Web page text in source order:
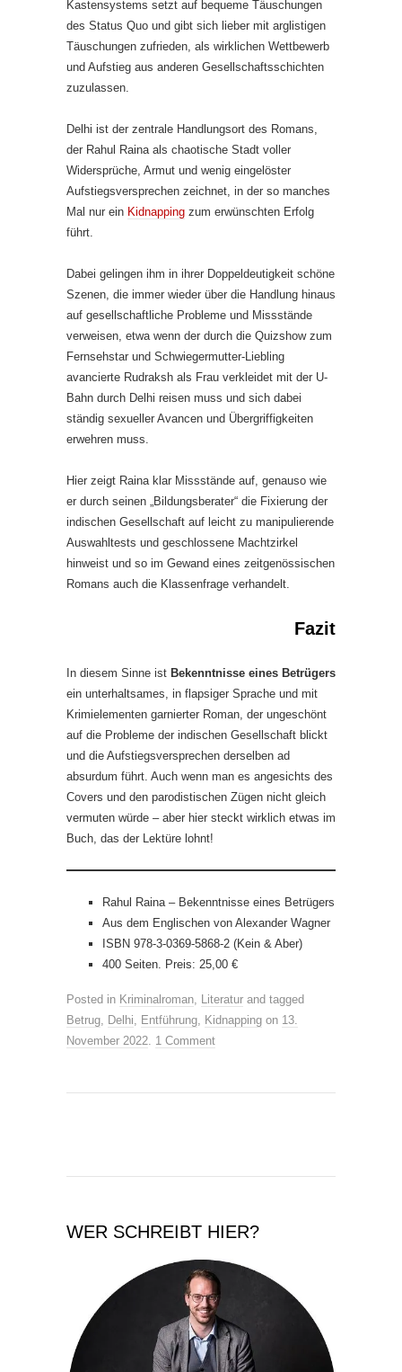
Kastensystems setzt auf bequeme Täuschungen
des Status Quo und gibt sich lieber mit arglistigen
Täuschungen zufrieden, als wirklichen Wettbewerb
und Aufstieg aus anderen Gesellschaftsschichten
zuzulassen.
Delhi ist der zentrale Handlungsort des Romans,
der Rahul Raina als chaotische Stadt voller
Widersprüche, Armut und wenig eingelöster
Aufstiegsversprechen zeichnet, in der so manches
Mal nur ein Kidnapping zum erwünschten Erfolg
führt.
Dabei gelingen ihm in ihrer Doppeldeutigkeit schöne
Szenen, die immer wieder über die Handlung hinaus
auf gesellschaftliche Probleme und Missstände
verweisen, etwa wenn der durch die Quizshow zum
Fernsehstar und Schwiegermutter-Liebling
avancierte Rudraksh als Frau verkleidet mit der U-
Bahn durch Delhi reisen muss und sich dabei
ständig sexueller Avancen und Übergriffigkeiten
erwehren muss.
Hier zeigt Raina klar Missstände auf, genauso wie
er durch seinen „Bildungsberater“ die Fixierung der
indischen Gesellschaft auf leicht zu manipulierende
Auswahltests und geschlossene Machtzirkel
hinweist und so im Gewand eines zeitgenössischen
Romans auch die Klassenfrage verhandelt.
Fazit
In diesem Sinne ist Bekenntnisse eines Betrügers
ein unterhaltsames, in flapsiger Sprache und mit
Krimielementen garnierter Roman, der ungeschönt
auf die Probleme der indischen Gesellschaft blickt
und die Aufstiegsversprechen derselben ad
absurdum führt. Auch wenn man es angesichts des
Covers und den parodistischen Zügen nicht gleich
vermuten würde – aber hier steckt wirklich etwas im
Buch, das der Lektüre lohnt!
Rahul Raina – Bekenntnisse eines Betrügers
Aus dem Englischen von Alexander Wagner
ISBN 978-3-0369-5868-2 (Kein & Aber)
400 Seiten. Preis: 25,00 €
Posted in Kriminalroman Literatur and tagged
Betrug
Delhi Entführung Kidnapping on 13.
November 2022 1 Comment
WER SCHREIBT HIER?